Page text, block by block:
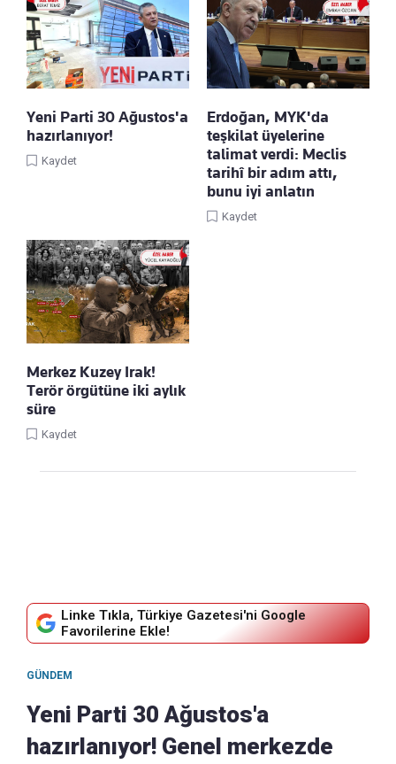
Yeni Parti 30 Ağustos'a
hazırlanıyor!
Kaydet
Erdoğan, MYK'da
teşkilat üyelerine
talimat verdi: Meclis
tarihî bir adım attı,
bunu iyi anlatın
Kaydet
Merkez Kuzey Irak!
Terör örgütüne iki aylık
süre
Kaydet
Linke Tıkla, Türkiye Gazetesi'ni Google
Favorilerine Ekle!
GÜNDEM
Yeni Parti 30 Ağustos'a
hazırlanıyor! Genel merkezde